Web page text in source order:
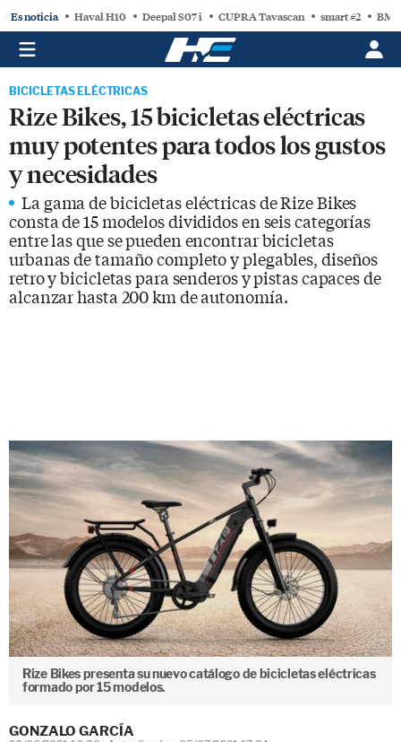
Es noticia Haval H10 Deepal S07 i CUPRA Tavascan smart #2
BICICLETAS ELÉCTRICAS
Rize Bikes, 15 bicicletas eléctricas
muy potentes para todos los gustos
y necesidades
La gama de bicicletas eléctricas de Rize Bikes
consta de 15 modelos divididos en seis categorías
entre las que se pueden encontrar bicicletas
urbanas de tamaño completo y plegables, diseños
retro y bicicletas para senderos y pistas capaces de
alcanzar hasta 200 km de autonomía.
Rize Bikes presenta su nuevo catálogo de bicicletas eléctricas
formado por 15 modelos.
GONZALO GARCÍA